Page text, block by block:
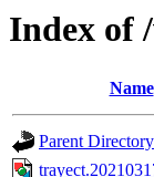
Index of
Name
Parent Directory